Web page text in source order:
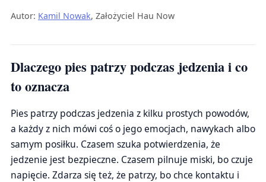
Autor: Kamil Nowak, Założyciel Hau Now
Dlaczego pies patrzy podczas jedzenia i co
to oznacza
Pies patrzy podczas jedzenia z kilku prostych powodów,
a każdy z nich mówi coś o jego emocjach, nawykach albo
samym posiłku. Czasem szuka potwierdzenia, że
jedzenie jest bezpieczne. Czasem pilnuje miski, bo czuje
napięcie. Zdarza się też, że patrzy, bo chce kontaktu i